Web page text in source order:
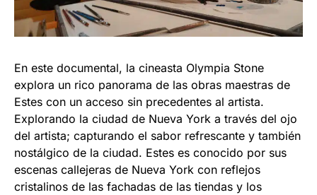
En este documental, la cineasta Olympia Stone
explora un rico panorama de las obras maestras de
Estes con un acceso sin precedentes al artista.
Explorando la ciudad de Nueva York a través del ojo
del artista; capturando el sabor refrescante y también
nostálgico de la ciudad. Estes es conocido por sus
escenas callejeras de Nueva York con reflejos
cristalinos de las fachadas de las tiendas y los